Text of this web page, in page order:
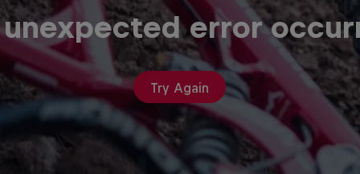
error
Try Again